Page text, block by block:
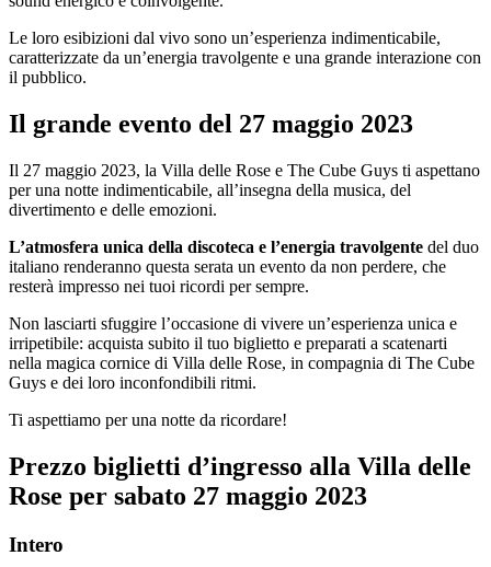
Le loro esibizioni dal vivo sono un’esperienza indimenticabile,
caratterizzate da un’energia travolgente e una grande interazione con
il pubblico.
Il grande evento del 27 maggio 2023
Il 27 maggio 2023, la Villa delle Rose e The Cube Guys ti aspettano
per una notte indimenticabile, all’insegna della musica, del
divertimento e delle emozioni.
L’atmosfera unica della discoteca e l’energia travolgente del duo
italiano renderanno questa serata un evento da non perdere, che
resterà impresso nei tuoi ricordi per sempre.
Non lasciarti sfuggire l’occasione di vivere un’esperienza unica e
irripetibile: acquista subito il tuo biglietto e preparati a scatenarti
nella magica cornice di Villa delle Rose, in compagnia di The Cube
Guys e dei loro inconfondibili ritmi.
Ti aspettiamo per una notte da ricordare!
Prezzo biglietti d’ingresso alla Villa delle
Rose per sabato 27 maggio 2023
Intero